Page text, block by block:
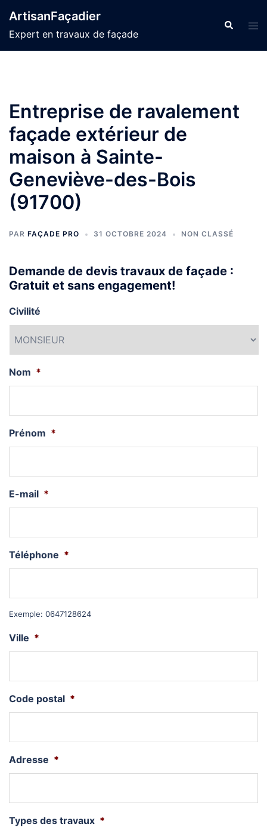
au
contenu
ArtisanFaçadier
Expert en travaux de façade
Entreprise de ravalement
façade extérieur de
maison à Sainte-
Geneviève-des-Bois
(91700)
PAR FAÇADE PRO 31 OCTOBRE 2024 NON CLASSÉ
Demande de devis travaux de façade :
Gratuit et sans engagement!
Civilité
Nom *
Prénom *
E-mail *
Téléphone *
Exemple: 0647128624
Ville *
Code postal *
Adresse *
Types des travaux *